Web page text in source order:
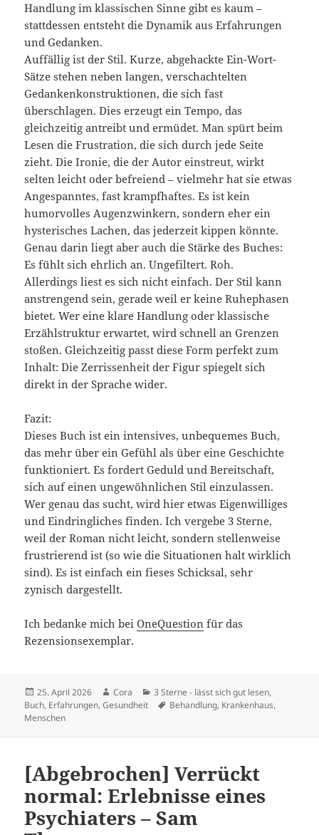
Handlung im klassischen Sinne gibt es kaum –
stattdessen entsteht die Dynamik aus Erfahrungen
und Gedanken.
Auffällig ist der Stil. Kurze, abgehackte Ein-Wort-
Sätze stehen neben langen, verschachtelten
Gedankenkonstruktionen, die sich fast
überschlagen. Dies erzeugt ein Tempo, das
gleichzeitig antreibt und ermüdet. Man spürt beim
Lesen die Frustration, die sich durch jede Seite
zieht. Die Ironie, die der Autor einstreut, wirkt
selten leicht oder befreiend – vielmehr hat sie etwas
Angespanntes, fast krampfhaftes. Es ist kein
humorvolles Augenzwinkern, sondern eher ein
hysterisches Lachen, das jederzeit kippen könnte.
Genau darin liegt aber auch die Stärke des Buches:
Es fühlt sich ehrlich an. Ungefiltert. Roh.
Allerdings liest es sich nicht einfach. Der Stil kann
anstrengend sein, gerade weil er keine Ruhephasen
bietet. Wer eine klare Handlung oder klassische
Erzählstruktur erwartet, wird schnell an Grenzen
stoßen. Gleichzeitig passt diese Form perfekt zum
Inhalt: Die Zerrissenheit der Figur spiegelt sich
direkt in der Sprache wider.
Fazit:
Dieses Buch ist ein intensives, unbequemes Buch,
das mehr über ein Gefühl als über eine Geschichte
funktioniert. Es fordert Geduld und Bereitschaft,
sich auf einen ungewöhnlichen Stil einzulassen.
Wer genau das sucht, wird hier etwas Eigenwilliges
und Eindringliches finden. Ich vergebe 3 Sterne,
weil der Roman nicht leicht, sondern stellenweise
frustrierend ist (so wie die Situationen halt wirklich
sind). Es ist einfach ein fieses Schicksal, sehr
zynisch dargestellt.
Ich bedanke mich beiOneQuestion für das
Rezensionsexemplar.
Veröffentlicht
am
25. April 2026 Autor
Cora Kategorien
3 Sterne - lässt sich gut lesen,
Buch, Erfahrungen,Gesundheit Schlagwörter
Behandlung, Krankenhaus,
Menschen
[Abgebrochen] Verrückt
normal: Erlebnisse eines
Psychiaters – Sam